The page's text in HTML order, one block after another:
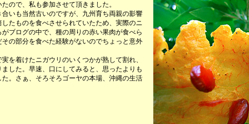
ので、私も参加させて頂きました。
いも当然古いのですが、九州育ち両親の影響
たものを食べさせられていたため、実際のニ
ブログの中で、種の周りの赤い果肉が食べら
の部分を食べた経験がないのでちょっと意外
を着けたニガウリのいくつかが熟して割れ、
した。早速、口にしてみると、思ったよりも
。さぁ、そろそろゴーヤの本場、沖縄の生活